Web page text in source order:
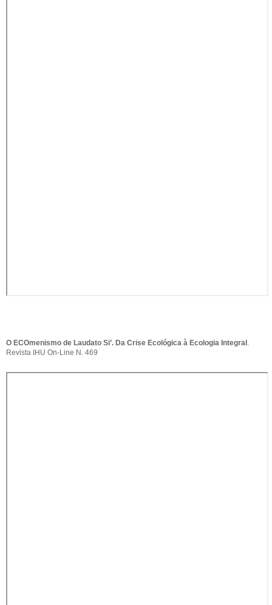
O ECOmenismo de Laudato Si’. Da Crise Ecológica à Ecologia Integral
Revista IHU On-Line N. 469